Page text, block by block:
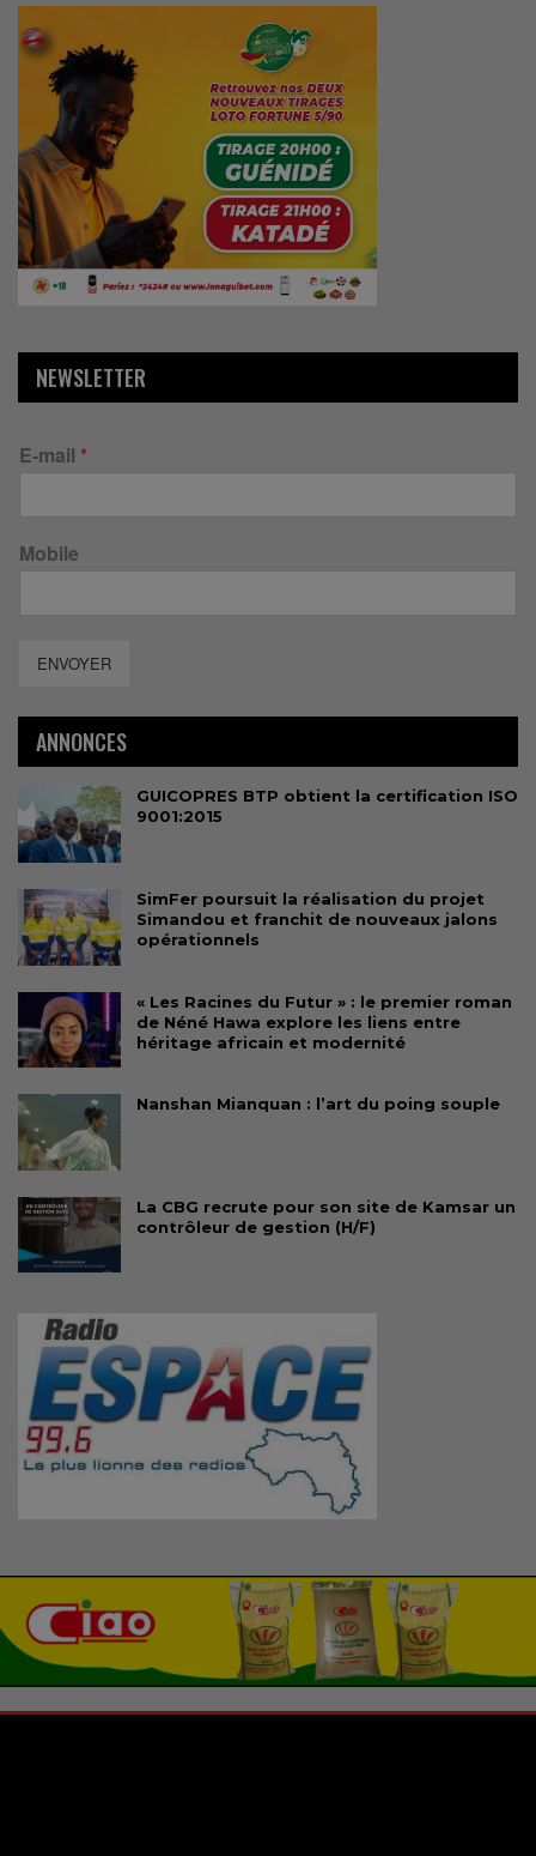
NEWSLETTER
E-mail *
Mobile
ENVOYER
ANNONCES
GUICOPRES BTP obtient la certification ISO
9001:2015
SimFer poursuit la réalisation du projet
Simandou et franchit de nouveaux jalons
opérationnels
« Les Racines du Futur » : le premier roman
de Néné Hawa explore les liens entre
héritage africain et modernité
Nanshan Mianquan : l’art du poing souple
La CBG recrute pour son site de Kamsar un
contrôleur de gestion (H/F)